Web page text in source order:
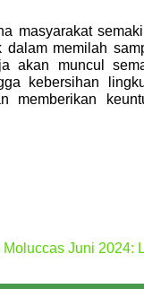
masyarakat
memilah
akan muncul
kebersihan
memberikan
Juni 2024: